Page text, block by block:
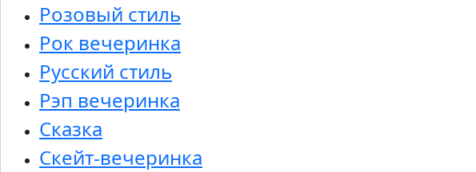
Розовый стиль
Рок вечеринка
Русский стиль
Рэп вечеринка
Сказка
Скейт-вечеринка